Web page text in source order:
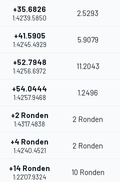
+35.6826
1:42'39.5850
2.5293
+41.5905
1:42'45.4929
5.9079
+52.7948
1:42'56.6972
11.2043
+54.0444
1:42'57.9468
1.2496
+2 Ronden
1:43'17.4838
2 Ronden
+4 Ronden
1:42'40.4521
2 Ronden
+14 Ronden
1:22'07.9324
10 Ronden